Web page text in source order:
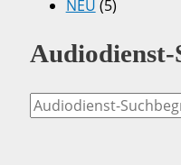
NEU (5)
Audiodienst-